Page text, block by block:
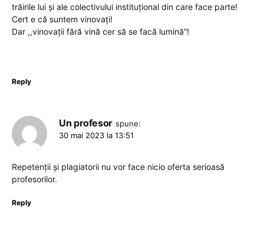
trăirile lui și ale colectivului instituțional din care face parte!
Cert e că suntem vinovați!
Dar ,,vinovații fără vină cer să se facă lumină”!
Reply
Un profesor spune:
30 mai 2023 la 13:51
Repetenții și plagiatorii nu vor face nicio oferta serioasă
profesorilor.
Reply